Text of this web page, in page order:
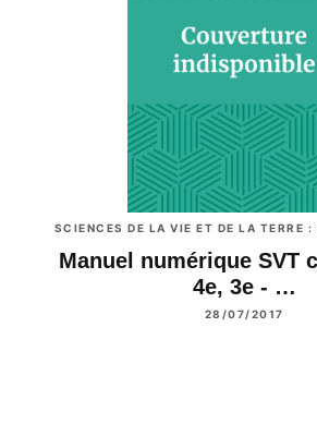
SCIENCES DE LA VIE ET DE LA TERRE :
Manuel numérique SVT
4e, 3e - …
28/07/2017